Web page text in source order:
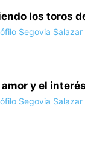
los toros
Segovia Salazar
amor y el interés
Segovia Salazar